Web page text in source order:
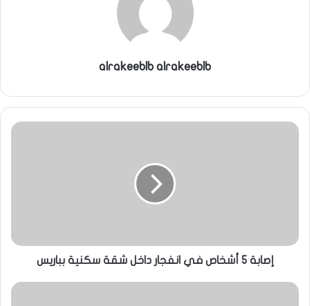
alrakeeblb alrakeeblb
إصابة 5 أشخاص في انفجار داخل شقة سكنية بباريس